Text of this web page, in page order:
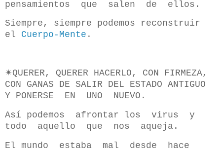
pensamientos que salen de ellos.
Siempre, siempre podemos reconstruir
el Cuerpo-Mente .
✴QUERER, QUERER HACERLO, CON FIRMEZA,
CON GANAS DE SALIR DEL ESTADO ANTIGUO
Y PONERSE EN UNO NUEVO.
Así podemos afrontar los virus y
todo aquello que nos aqueja.
El mundo estaba mal desde hace